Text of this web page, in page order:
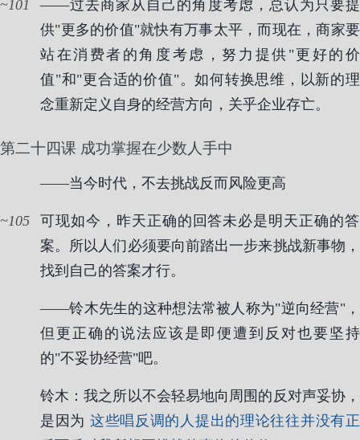
101
——过去商家从自己的角度考虑，总认为只要提
供"更多的价值"就快有万事太平，而现在，商家要
站在消费者的角度考虑，努力提供"更好的价
值"和"更合适的价值"。如何转换思维，以新的理
念重新定义自身的经营方向，关乎企业存亡。
第二十四课 成功掌握在少数人手中
——当今时代，不去挑战反而风险更高
105
可现如今，昨天正确的回答未必是明天正确的答
案。所以人们必须要向前踏出一步来挑战新事物，
找到自己的答案才行。
——铃木先生的这种想法常被人称为"逆向经营"，
但更正确的说法应该是即便遭到反对也要坚持
的"不妥协经营"吧。
铃木：我之所以不会轻易地向周围的反对声妥协，
是因为 这些唱反调的人提出的理论往往并没有正